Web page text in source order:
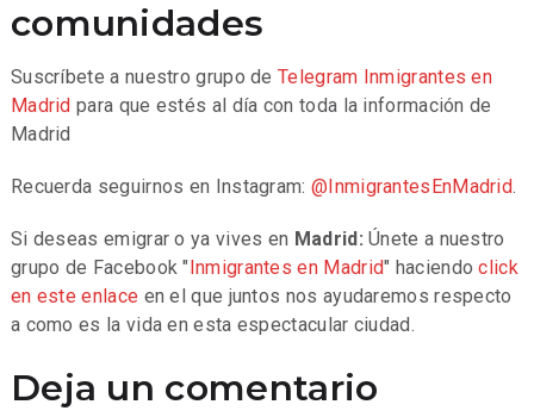
comunidades
Suscríbete a nuestro grupo deTelegram Inmigrantes en
Madrid para que estés al día con toda la información de
Madrid
Recuerda seguirnos en Instagram: @InmigrantesEnMadrid.
Si deseas emigrar o ya vives en Madrid:Únete a nuestro
grupo de Facebook " Inmigrantes en Madrid" haciendoclick
en este enlace en el que juntos nos ayudaremos respecto
a como es la vida en esta espectacular ciudad.
Deja un comentario